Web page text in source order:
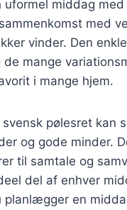
uformel middag med
med
vinder. Den enkle
mange
i mange hjem.
pølesret kan
og gode minder.
til samtale og
del af enhver
en